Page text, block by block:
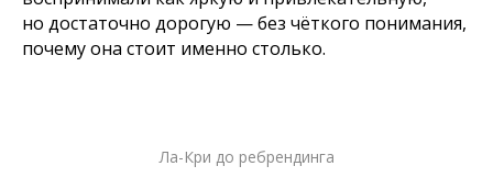
но достаточно дорогую — без чёткого понимания,
почему она стоит именно столько.
Ла-Кри до ребрендинга